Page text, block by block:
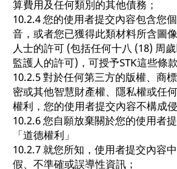
算費用及任何類別的其他債務；
10.2.4 您的使用者提交內容包含您
音，或者您已獲得此類材料所含圖
人士的許可 (包括任何十八 (18) 周
監護人的許可)，可授予STK這些條
10.2.5 對於任何第三方的版權、商
密或其他智慧財產權、隱私權或任
權利，您的使用者提交內容不構成侵
10.2.6 您自願放棄關於您的使用者
「道德權利」
10.2.7 就您所知，使用者提交內容
假、不準確或誤導性資訊；